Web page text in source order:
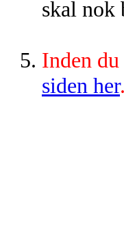
skal nok
Inden
siden her.